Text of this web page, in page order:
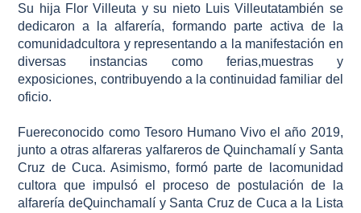
Su hija Flor Villeuta y su nieto Luis Villeutatambién se
dedicaron a la alfarería, formando parte activa de la
comunidadcultora y representando a la manifestación en
diversas instancias como ferias,muestras y
exposiciones, contribuyendo a la continuidad familiar del
oficio.
Fuereconocido como Tesoro Humano Vivo el año 2019,
junto a otras alfareras yalfareros de Quinchamalí y Santa
Cruz de Cuca. Asimismo, formó parte de lacomunidad
cultora que impulsó el proceso de postulación de la
alfarería deQuinchamalí y Santa Cruz de Cuca a la Lista